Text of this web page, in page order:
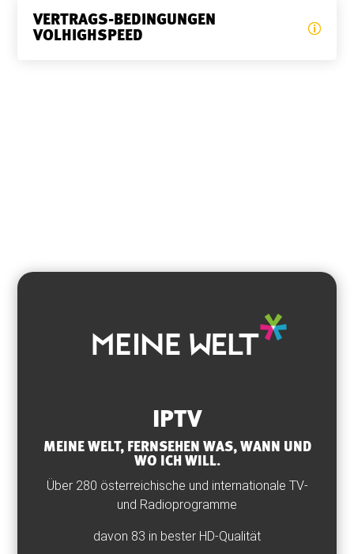
VERTRAGS-BEDINGUNGEN
VOLHIGHSPEED
IPTV
MEINE WELT, FERNSEHEN WAS, WANN UND
WO ICH WILL.
Über 280 österreichische und internationale TV-
und Radioprogramme
davon 83 in bester HD-Qualität